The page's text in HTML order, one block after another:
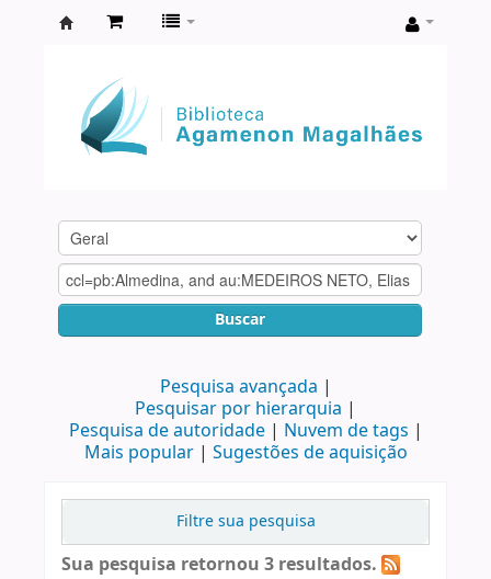
Agamenon
Magalhães
Buscar
Pesquisa avançada
Pesquisar por hierarquia
Pesquisa de autoridade
Nuvem de tags
Mais popular
Sugestões de aquisição
Filtre sua pesquisa
Sua pesquisa retornou 3 resultados.